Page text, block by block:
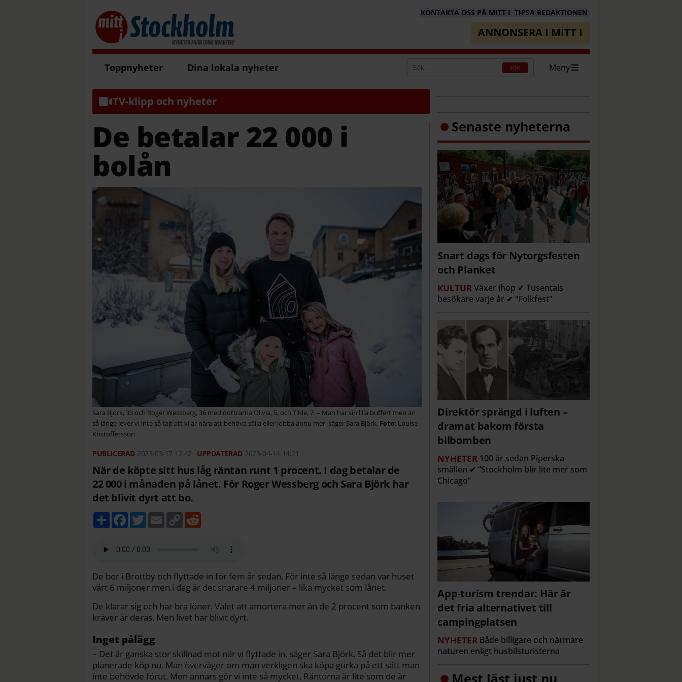
KONTAKTA OSS PÅ MITT I TIPSA REDAKTIONEN
ANNONSERA I MITT I
Toppnyheter Dina lokala nyheter SÖK Meny
TV-klipp och nyheter
De betalar 22 000 i
bolån
Sara Björk, 33 och Roger Wessberg, 36 med döttrarna Olivia, 5, och Tilde, 7. – Man har sin lilla buffert men än
så länge lever vi inte så tajt att vi är nära att behöva sälja eller jobba ännu mer, säger Sara Björk.
Louise
Kristoffersson
2023-03-17 12:42 2023-04-14 14:21
När de köpte sitt hus låg räntan runt 1 procent. I dag betalar de
22 000 i månaden på lånet. För Roger Wessberg och Sara Björk har
det blivit dyrt att bo.
D
e
F
b
k
T
w
t
E
m
C
o
k
De bor i Brottby och flyttade in för fem år sedan. För inte så länge sedan var huset
värt 6 miljoner men i dag är det snarare 4 miljoner – lika mycket som lånet.
De klarar sig och har bra löner. Valet att amortera mer än de 2 procent som banken
kräver är deras. Men livet har blivit dyrt.
Inget pålägg
– Det är ganska stor skillnad mot när vi flyttade in, säger Sara Björk. Så det blir mer
planerade köp nu. Man överväger om man verkligen ska köpa gurka på ett sätt man
inte behövde förut. Men annars gör vi inte så mycket. Räntorna är lite som de är
Senaste nyheterna
Snart dags för Nytorgsfesten
och Planket
KULTUR Växer ihop ✔ Tusentals
besökare varje år ✔ "Folkfest"
Direktör sprängd i luften –
dramat bakom första
bilbomben
NYHETER 100 år sedan Piperska
smällen ✔ ”Stockholm blir lite mer som
Chicago”
App-turism trendar: Här är
det fria alternativet till
campingplatsen
NYHETER Både billigare och närmare
naturen enligt husbilsturisterna
Mest läst just nu